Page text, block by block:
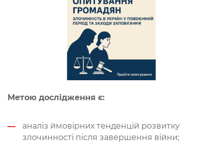
Метою дослідження є:
аналіз ймовірних тенденцій розвитку
злочинності після завершення війни;